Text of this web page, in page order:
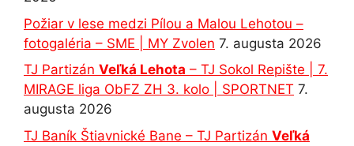
Požiar v lese medzi Pílou a Malou Lehotou –
fotogaléria – SME | MY Zvolen 7. augusta 2026
TJ Partizán Veľká Lehota – TJ Sokol Repište | 7.
MIRAGE liga ObFZ ZH 3. kolo | SPORTNET 7.
augusta 2026
TJ Baník Štiavnické Bane – TJ Partizán Veľká